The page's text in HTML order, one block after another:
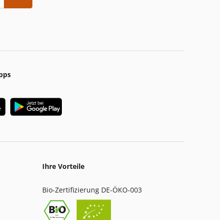
Ihre Vorteile
Bio-Zertifizierung DE-ÖKO-003